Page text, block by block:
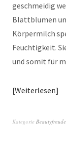
geschmeidig
Blattblumen
Körpermilch
Feuchtigkeit.
und somit für
Weiterlesen
Kategorie